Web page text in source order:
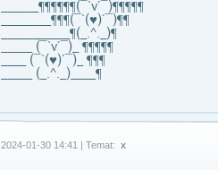
______¶¶¶¶¶¶(¯`v´¯)¶¶¶¶¶
________¶¶¶(¯`(♥)´¯)¶¶
___________¶(_.^._)¶
_____ (¯`v´¯)_ ¶¶¶¶¶
____ (¯`(♥)´¯)_ ¶¶¶
_____ (_.^._)____¶
2024-01-30 14:41 | Temat: x